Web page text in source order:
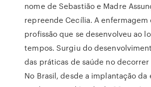
nome de Sebastião e Madre
repreende Cecília. A enfermagem
profissão que se desenvolveu ao
tempos. Surgiu do
das práticas de saúde no
No Brasil, desde a implantação da